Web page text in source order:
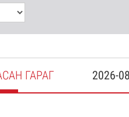
2026-
ГАРАГ